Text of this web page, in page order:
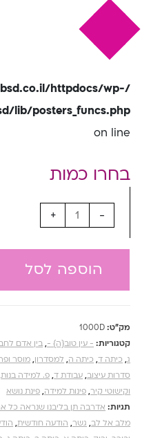
httpdocs/wp-
lib/posters_funcs.php
on line
-
+
הוספה לסל
מק"ט: 1000D
קטגוריות: - עין טוב{ה} -,בין אדם
ג, כיתה ד, כיתה ה, למסדרון, מוסר
סדרות עיצוב, עבודת ד, פ. למידה בנות
וקישוטי קיר, פינות למידה, פינת נושא
תגיות: אדרבה תן בליבנו שנראה כל
מלב אל לב, גשר, הודעה חודשית,